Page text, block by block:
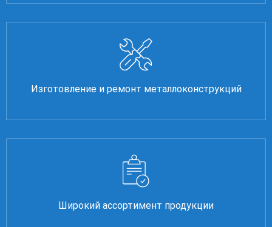
Изготовление и ремонт металлоконструкций
Широкий ассортимент продукции